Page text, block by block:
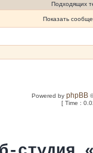
Подходящих
Показать
Powered byphpBB
[ Time :